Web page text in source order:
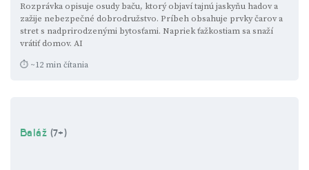
Rozprávka opisuje osudy baču, ktorý objaví tajnú jaskyňu hadov a
zažije nebezpečné dobrodružstvo. Príbeh obsahuje prvky čarov a
stret s nadprirodzenými bytosťami. Napriek ťažkostiam sa snaží
vrátiť domov. AI
⏱ ~12 min čítania
Baláž (7+)